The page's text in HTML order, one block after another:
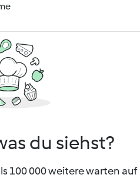
du siehst?
100 000 weitere warten auf